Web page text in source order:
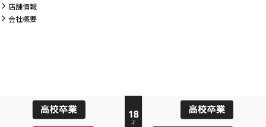
店舗情報
会社概要